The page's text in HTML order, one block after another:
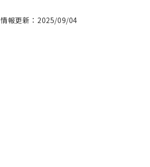
情報更新：2025/09/04